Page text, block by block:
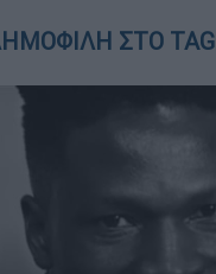
ΣΤΟ TAG